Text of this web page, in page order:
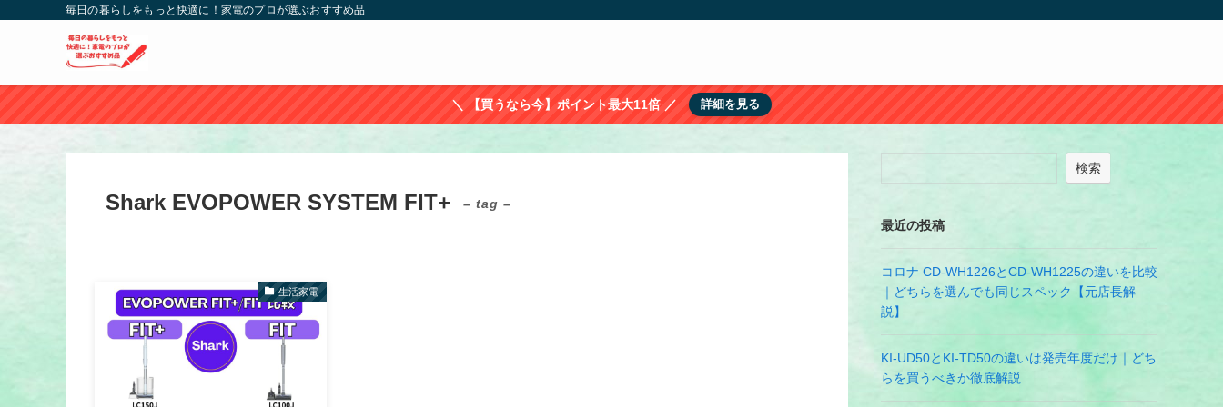
毎日の暮らしをもっと快適に！家電のプロが選ぶおすすめ品
＼ 【買うなら今】ポイント最大11倍 ／ 詳細を見る
Shark EVOPOWER SYSTEM FIT+ – tag –
生活家電
検索
最近の投稿
コロナ CD-WH1226とCD-WH1225の違いを比較
｜どちらを選んでも同じスペック【元店長解
説】
KI-UD50とKI-TD50の違いは発売年度だけ｜どち
らを買うべきか徹底解説